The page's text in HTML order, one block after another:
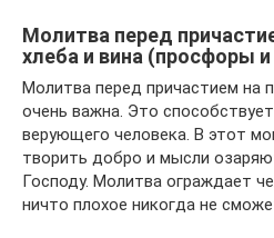
Молитва перед
хлеба и вина (просфоры
Молитва перед причастием на
очень важна. Это
верующего человека. В этот
творить добро и мысли
Господу. Молитва ограждает
ничто плохое никогда не